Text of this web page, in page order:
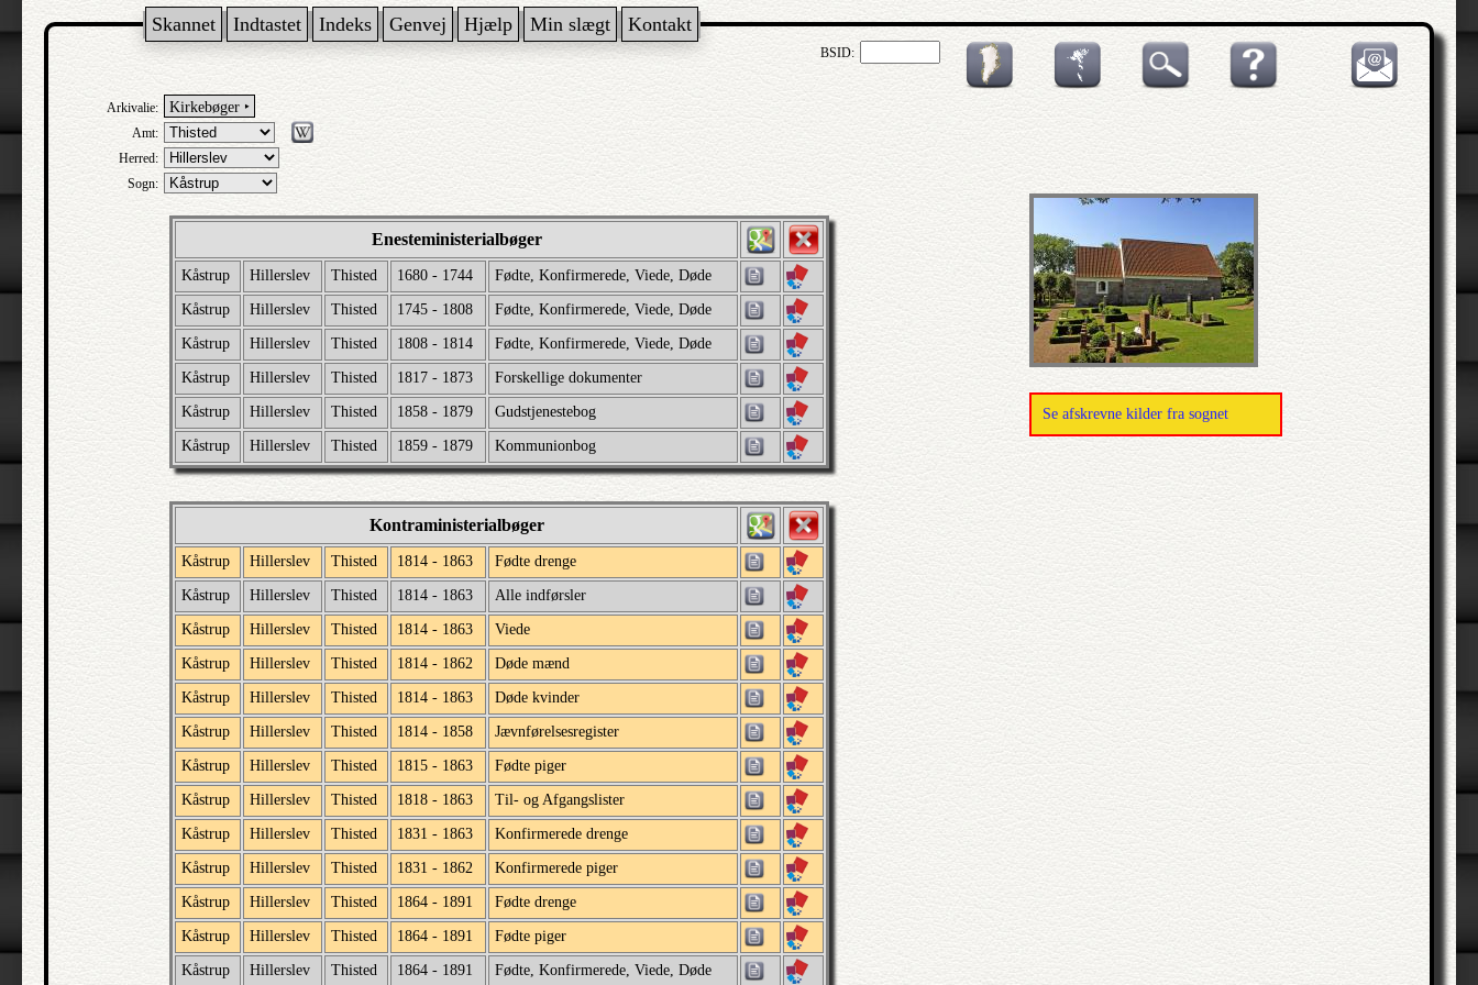
Skannet Indtastet Indeks Genvej Hjælp Min slægt Kontakt
BSID:
Arkivalie: Kirkebøger ‣
Amt:
Herred:
Sogn:
Se afskrevne kilder fra sognet
Enesteministerialbøger
Kåstrup Hillerslev Thisted 1680 - 1744 Fødte, Konfirmerede, Viede, Døde
Kåstrup Hillerslev Thisted 1745 - 1808 Fødte, Konfirmerede, Viede, Døde
Kåstrup Hillerslev Thisted 1808 - 1814 Fødte, Konfirmerede, Viede, Døde
Kåstrup Hillerslev Thisted 1817 - 1873 Forskellige dokumenter
Kåstrup Hillerslev Thisted 1858 - 1879 Gudstjenestebog
Kåstrup Hillerslev Thisted 1859 - 1879 Kommunionbog
Kontraministerialbøger
Kåstrup Hillerslev Thisted 1814 - 1863 Fødte drenge
Kåstrup Hillerslev Thisted 1814 - 1863 Alle indførsler
Kåstrup Hillerslev Thisted 1814 - 1863 Viede
Kåstrup Hillerslev Thisted 1814 - 1862 Døde mænd
Kåstrup Hillerslev Thisted 1814 - 1863 Døde kvinder
Kåstrup Hillerslev Thisted 1814 - 1858 Jævnførelsesregister
Kåstrup Hillerslev Thisted 1815 - 1863 Fødte piger
Kåstrup Hillerslev Thisted 1818 - 1863 Til- og Afgangslister
Kåstrup Hillerslev Thisted 1831 - 1863 Konfirmerede drenge
Kåstrup Hillerslev Thisted 1831 - 1862 Konfirmerede piger
Kåstrup Hillerslev Thisted 1864 - 1891 Fødte drenge
Kåstrup Hillerslev Thisted 1864 - 1891 Fødte piger
Kåstrup Hillerslev Thisted 1864 - 1891 Fødte, Konfirmerede, Viede, Døde